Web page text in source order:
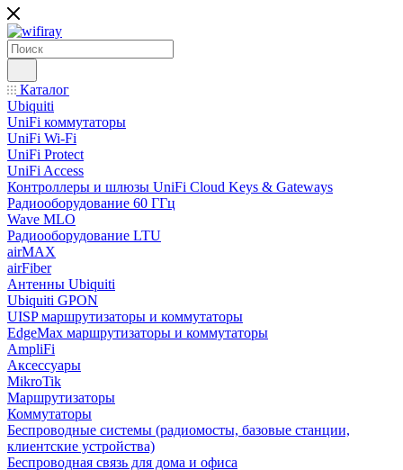
Каталог
Ubiquiti
UniFi коммутаторы
UniFi Wi-Fi
UniFi Protect
UniFi Access
Контроллеры и шлюзы UniFi Cloud Keys & Gateways
Радиооборудование 60 ГГц
Wave MLO
Радиооборудование LTU
airMAX
airFiber
Антенны Ubiquiti
Ubiquiti GPON
UISP маршрутизаторы и коммутаторы
EdgeMax маршрутизаторы и коммутаторы
AmpliFi
Аксессуары
MikroTik
Маршрутизаторы
Коммутаторы
Беспроводные системы (радиомосты, базовые станции,
клиентские устройства)
Беспроводная связь для дома и офиса